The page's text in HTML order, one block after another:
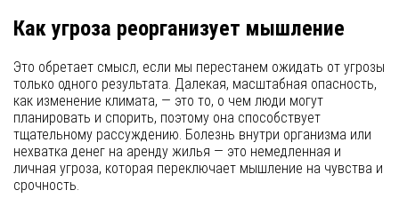
Как угроза реорганизует мышление
Это обретает смысл, если мы перестанем ожидать от угрозы
только одного результата. Далекая, масштабная опасность,
как изменение климата, — это то, о чем люди могут
планировать и спорить, поэтому она способствует
тщательному рассуждению. Болезнь внутри организма или
нехватка денег на аренду жилья — это немедленная и
личная угроза, которая переключает мышление на чувства и
срочность.